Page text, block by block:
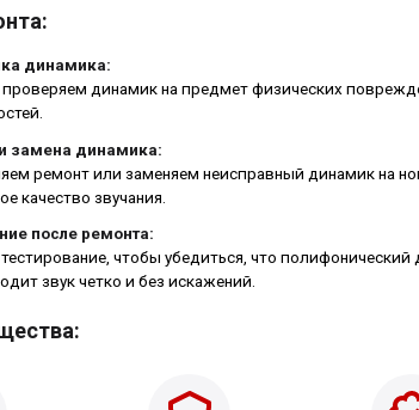
динамика:
динамик на предмет физических
замена динамика:
ремонт или заменяем неисправный динамик на
качество звучания.
после ремонта:
чтобы убедиться, что полифонический
звук четко и без искажений.